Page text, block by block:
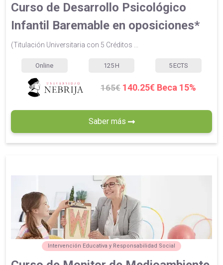
Curso de Desarrollo Psicológico
Infantil Baremable en oposiciones*
(Titulación Universitaria con 5 Créditos ...
Online 125 H 5 ECTS
165€ 140.25€ Beca 15%
Saber más
Intervención Educativa y Responsabilidad Social